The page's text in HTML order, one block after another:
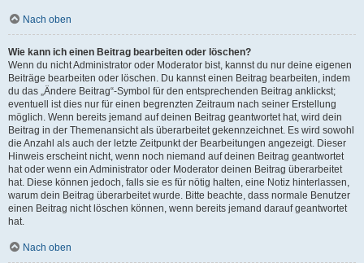
Nach oben
Wie kann ich einen Beitrag bearbeiten oder löschen?
Wenn du nicht Administrator oder Moderator bist, kannst du nur deine eigenen
Beiträge bearbeiten oder löschen. Du kannst einen Beitrag bearbeiten, indem
du das „Ändere Beitrag“-Symbol für den entsprechenden Beitrag anklickst;
eventuell ist dies nur für einen begrenzten Zeitraum nach seiner Erstellung
möglich. Wenn bereits jemand auf deinen Beitrag geantwortet hat, wird dein
Beitrag in der Themenansicht als überarbeitet gekennzeichnet. Es wird sowohl
die Anzahl als auch der letzte Zeitpunkt der Bearbeitungen angezeigt. Dieser
Hinweis erscheint nicht, wenn noch niemand auf deinen Beitrag geantwortet
hat oder wenn ein Administrator oder Moderator deinen Beitrag überarbeitet
hat. Diese können jedoch, falls sie es für nötig halten, eine Notiz hinterlassen,
warum dein Beitrag überarbeitet wurde. Bitte beachte, dass normale Benutzer
einen Beitrag nicht löschen können, wenn bereits jemand darauf geantwortet
hat.
Nach oben